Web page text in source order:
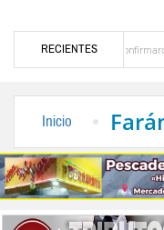
RECIENTES
Lourdes Afiuni confirmaron su
Inicio